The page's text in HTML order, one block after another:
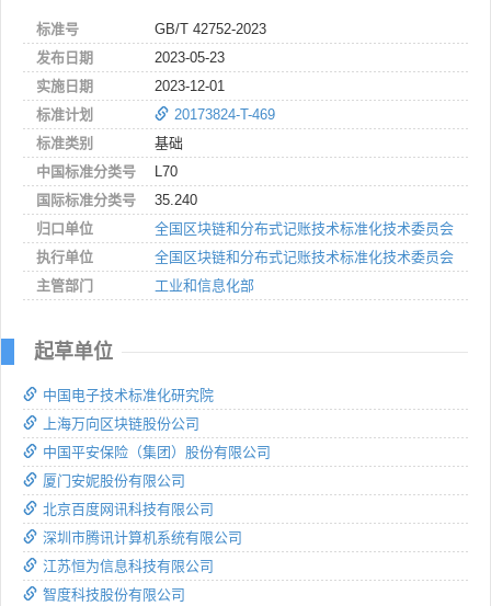
标准号
GB/T 42752-2023
发布日期
2023-05-23
实施日期
2023-12-01
标准计划
20173824-T-469
标准类别
基础
中国标准分类号
L70
国际标准分类号
35.240
归口单位
全国区块链和分布式记账技术标准化技术委员会
执行单位
全国区块链和分布式记账技术标准化技术委员会
主管部门
工业和信息化部
起草单位
中国电子技术标准化研究院
上海万向区块链股份公司
中国平安保险（集团）股份有限公司
厦门安妮股份有限公司
北京百度网讯科技有限公司
深圳市腾讯计算机系统有限公司
江苏恒为信息科技有限公司
智度科技股份有限公司